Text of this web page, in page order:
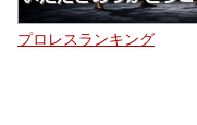
プロレスランキング